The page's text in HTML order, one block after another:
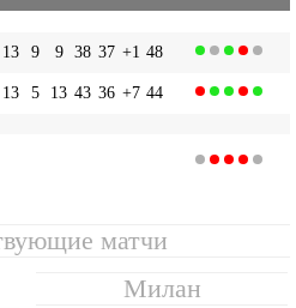
13 9 9 38 37 +1 48
13 5 13 43 36 +7 44
матчи
Милан